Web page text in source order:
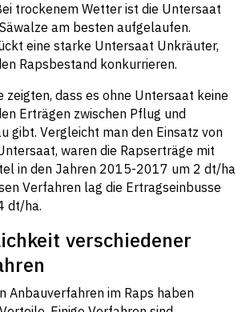
trockenem Wetter ist die Untersaat
am besten aufgelaufen.
eine starke Untersaat Unkräuter,
Rapsbestand konkurrieren.
zeigten, dass es ohne Untersaat keine
Erträgen zwischen Pflug und
gibt. Vergleicht man den Einsatz von
waren die Rapserträge mit
in den Jahren 2015-2017 um 2 dt/ha
Verfahren lag die Ertragseinbusse
dt/ha.
verschiedener
Anbauverfahren im Raps haben